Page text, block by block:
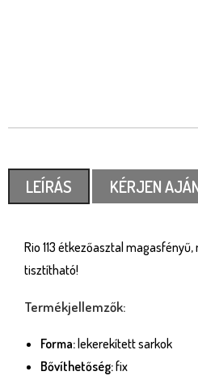
LEÍRÁS KÉRJEN
Rio 113 étkezőasztal
tisztítható!
Termékjellemzők:
Forma:lekerekített sarkok
Bővíthetőség:fix